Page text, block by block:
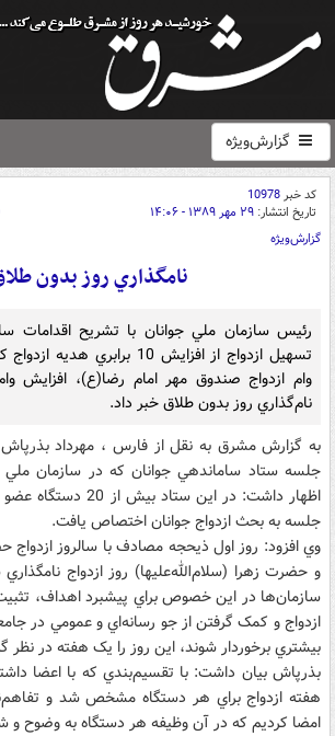
گزارش‌ویژه
کد خبر10978
تاریخ انتشار: ۲۹ مهر ۱۳۸۹ - ۱۴:۰۶
گزارش‌ویژه
نامگذاري روز بدون
رئيس سازمان ملي جوانان با تشريح اقدامات
تسهيل ازدواج از افزايش 10
وام ازدواج صندوق مهر امام رضا(ع)، افزايش
نام‌گذاري روز بدون طلاق خبر داد.
به گزارش مشرق به نقل از فارس ، مهرداد
جلسه ستاد ساماندهي جوانان که در سازمان ملي
اظهار داشت: در اين
جلسه به بحث ازدواج جوانان اختصاص يافت.
وي افزود: روز اول ذيحجه مصادف با سالروز ازدواج
و حضرت زهرا (سلام‌الله‌عليها) روز ازدواج
سازمان‌ها در اين خصوص براي پيشبرد اهداف،
ازدواج و کمک گرفتن از جو رسانه‌اي و عمومي در
بيشتري برخوردار شوند، اين روز را يک هفته در نظر
بذرپاش بيان داشت: با تقسيم‌بندي که با اعضا
امضا کرديم که در آن وظيفه هر دستگاه به